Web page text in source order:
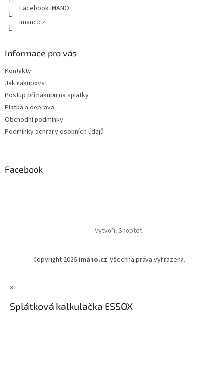
Facebook IMANO
imano.cz
Informace pro vás
Kontakty
Jak nakupovat
Postup při nákupu na splátky
Platba a doprava
Obchodní podmínky
Podmínky ochrany osobních údajů
Facebook
Vytvořil Shoptet
Copyright 2026 imano.cz. Všechna práva vyhrazena.
×
Splátková kalkulačka ESSOX